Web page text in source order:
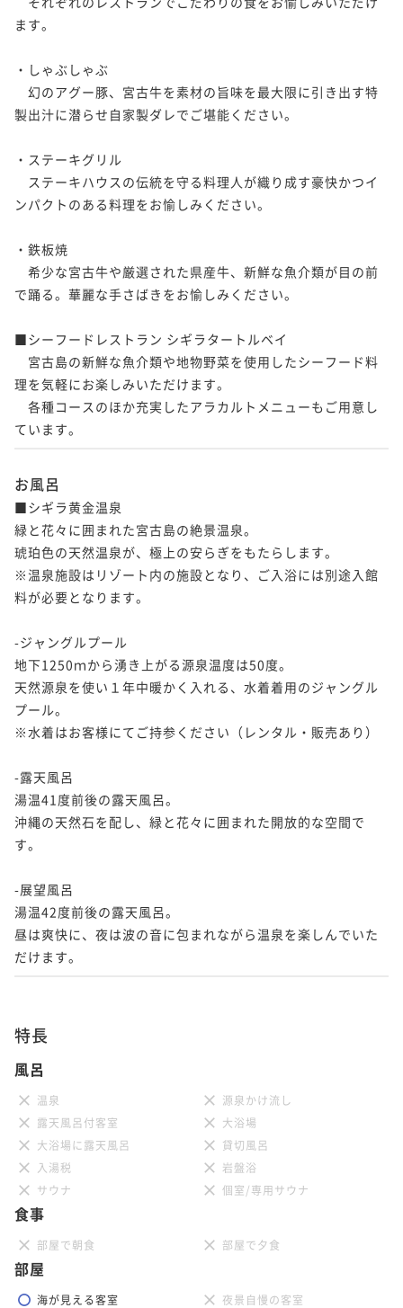
ます。
・しゃぶしゃぶ
幻のアグー豚、宮古牛を素材の旨味を最大限に引き出す特
製出汁に潜らせ自家製ダレでご堪能ください。
・ステーキグリル
ステーキハウスの伝統を守る料理人が織り成す豪快かつイ
ンパクトのある料理をお愉しみください。
・鉄板焼
希少な宮古牛や厳選された県産牛、新鮮な魚介類が目の前
で踊る。華麗な手さばきをお愉しみください。
■シーフードレストラン シギラタートルベイ
宮古島の新鮮な魚介類や地物野菜を使用したシーフード料
理を気軽にお楽しみいただけます。
各種コースのほか充実したアラカルトメニューもご用意し
ています。
お風呂
■シギラ黄金温泉
緑と花々に囲まれた宮古島の絶景温泉。
琥珀色の天然温泉が、極上の安らぎをもたらします。
※温泉施設はリゾート内の施設となり、ご入浴には別途入館
料が必要となります。
-ジャングルプール
地下1250ｍから湧き上がる源泉温度は50度。
天然源泉を使い１年中暖かく入れる、水着着用のジャングル
プール。
※水着はお客様にてご持参ください（レンタル・販売あり）
-露天風呂
湯温41度前後の露天風呂。
沖縄の天然石を配し、緑と花々に囲まれた開放的な空間で
す。
-展望風呂
湯温42度前後の露天風呂。
昼は爽快に、夜は波の音に包まれながら温泉を楽しんでいた
だけます。
特長
風呂
温泉
源泉かけ流し
露天風呂付客室
大浴場
大浴場に露天風呂
貸切風呂
入湯税
岩盤浴
サウナ
個室/専用サウナ
食事
部屋で朝食 部屋で夕食
部屋
海が見える客室
夜景自慢の客室